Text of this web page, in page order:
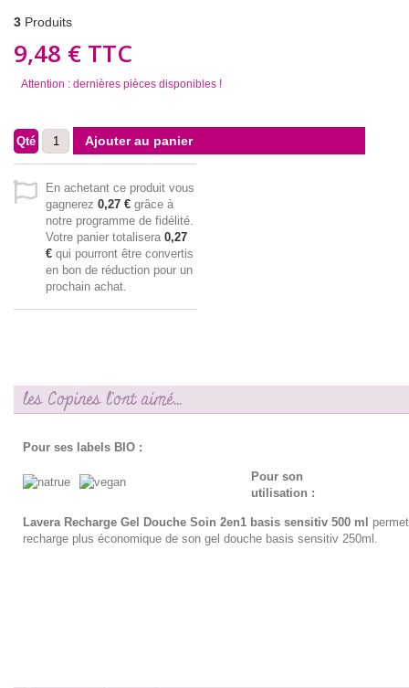
3 Produits
9,48 € TTC
Attention : dernières pièces disponibles !
Qté Ajouter au panier
En achetant ce produit vous
gagnerez 0,27 € grâce à
notre programme de fidélité.
Votre panier totalisera 0,27
€ qui pourront être convertis
en bon de réduction pour un
prochain achat.
les Copines l'ont aimé...
Pour ses labels BIO :
Pour son
utilisation :
Lavera Recharge Gel Douche Soin 2en1 basis sensitiv 500 ml
recharge plus économique de son gel douche basis sensitiv 250ml.